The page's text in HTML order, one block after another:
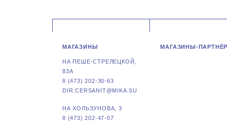
МАГАЗИНЫ
НА ПЕШЕ-СТРЕЛЕЦКОЙ,
83А
8 (473) 202-30-63
DIR.CERSANIT@MIKA.SU
НА ХОЛЬЗУНОВА, 3
8 (473) 202-47-07
МАГАЗИНЫ-